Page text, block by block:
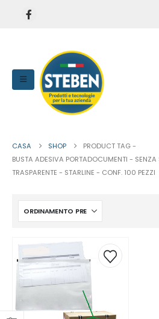
CASA SHOP
PRODUCT TAG -
BUSTA ADESIVA PORTADOCUMENTI -
TRASPARENTE - STARLINE - CONF. 100 PEZZI